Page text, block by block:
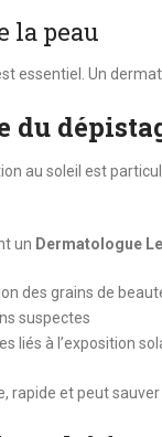
la peau
essentiel. Un
du
au soleil est
un Dermatologue
des grains de
suspectes
liés à l’exposition
rapide et peut sauver